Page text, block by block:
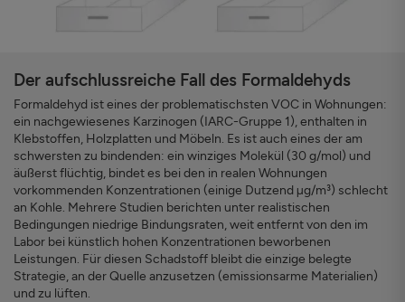
Der aufschlussreiche Fall des Formaldehyds
Formaldehyd ist eines der problematischsten VOC in Wohnungen:
ein nachgewiesenes Karzinogen (IARC-Gruppe 1), enthalten in
Klebstoffen, Holzplatten und Möbeln. Es ist auch eines der am
schwersten zu bindenden: ein winziges Molekül (30 g/mol) und
äußerst flüchtig, bindet es bei den in realen Wohnungen
vorkommenden Konzentrationen (einige Dutzend µg/m³) schlecht
an Kohle. Mehrere Studien berichten unter realistischen
Bedingungen niedrige Bindungsraten, weit entfernt von den im
Labor bei künstlich hohen Konzentrationen beworbenen
Leistungen. Für diesen Schadstoff bleibt die einzige belegte
Strategie, an der Quelle anzusetzen (emissionsarme Materialien)
und zu lüften.